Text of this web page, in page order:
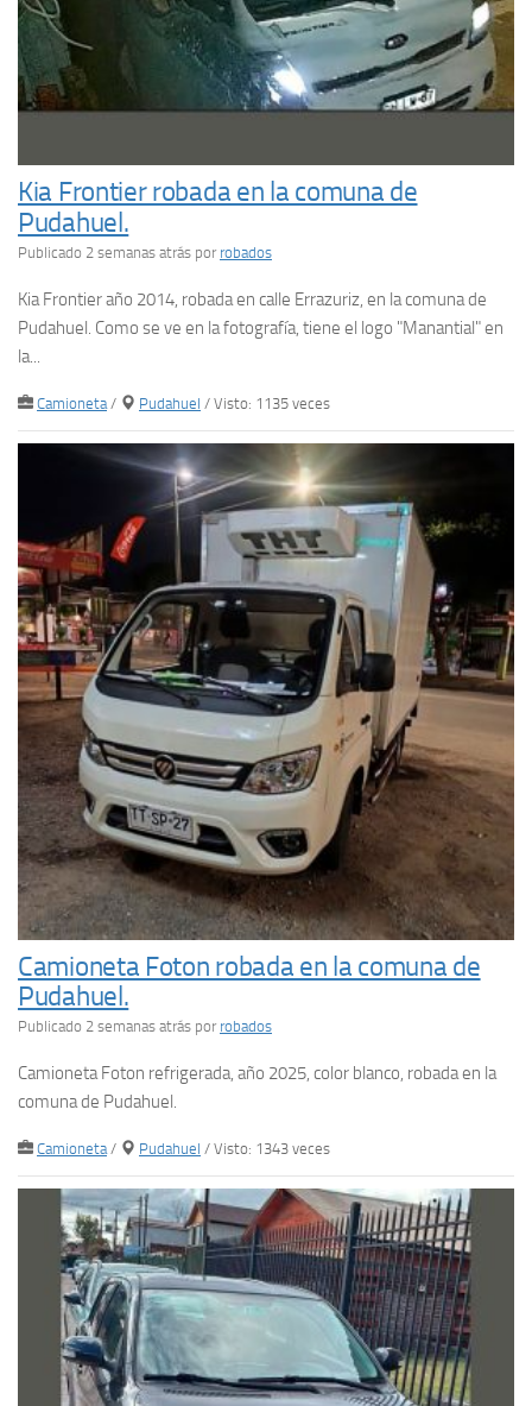
Kia Frontier robada en la comuna de
Pudahuel.
Publicado 2 semanas atrás por robados
Kia Frontier año 2014, robada en calle Errazuriz, en la comuna de
Pudahuel. Como se ve en la fotografía, tiene el logo "Manantial" en
la...
Camioneta / Pudahuel / Visto: 1135 veces
Camioneta Foton robada en la comuna de
Pudahuel.
Publicado 2 semanas atrás por robados
Camioneta Foton refrigerada, año 2025, color blanco, robada en la
comuna de Pudahuel.
Camioneta/ Pudahuel / Visto: 1343 veces